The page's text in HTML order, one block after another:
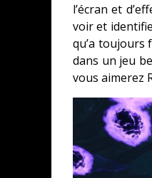
l’écran et
voir et
qu’a toujours
dans un jeu
vous aimerez